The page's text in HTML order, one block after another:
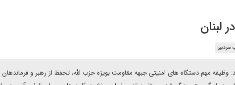
لبنان
سردبیر
وظیفه مهم دستگاه های امنیتی جبهه مقاومت بویژه حزب الله، تحفظ از رهبر و